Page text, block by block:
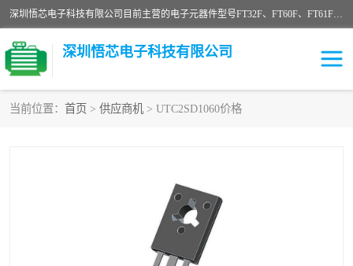
深圳悟芯电子科技有限公司目前主营的电子元器件型号FT32F、FT60F、FT61F、FT62F、FT64F、FT61FC、MCU EEPROM MOS LDO 稳压管 触摸IC DC-DC AC-DC 协议IC等，广泛应用于LED射灯、LED日光灯、等诸多领域。
深圳悟芯电子科技有限公司
当前位置： 首页 > 供应商机 > UTC2SD1060价格
FT32F
FT61F